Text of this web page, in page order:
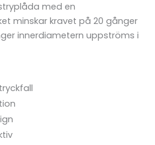
med en
minskar kravet på 20 gånger
innerdiametern uppströms i